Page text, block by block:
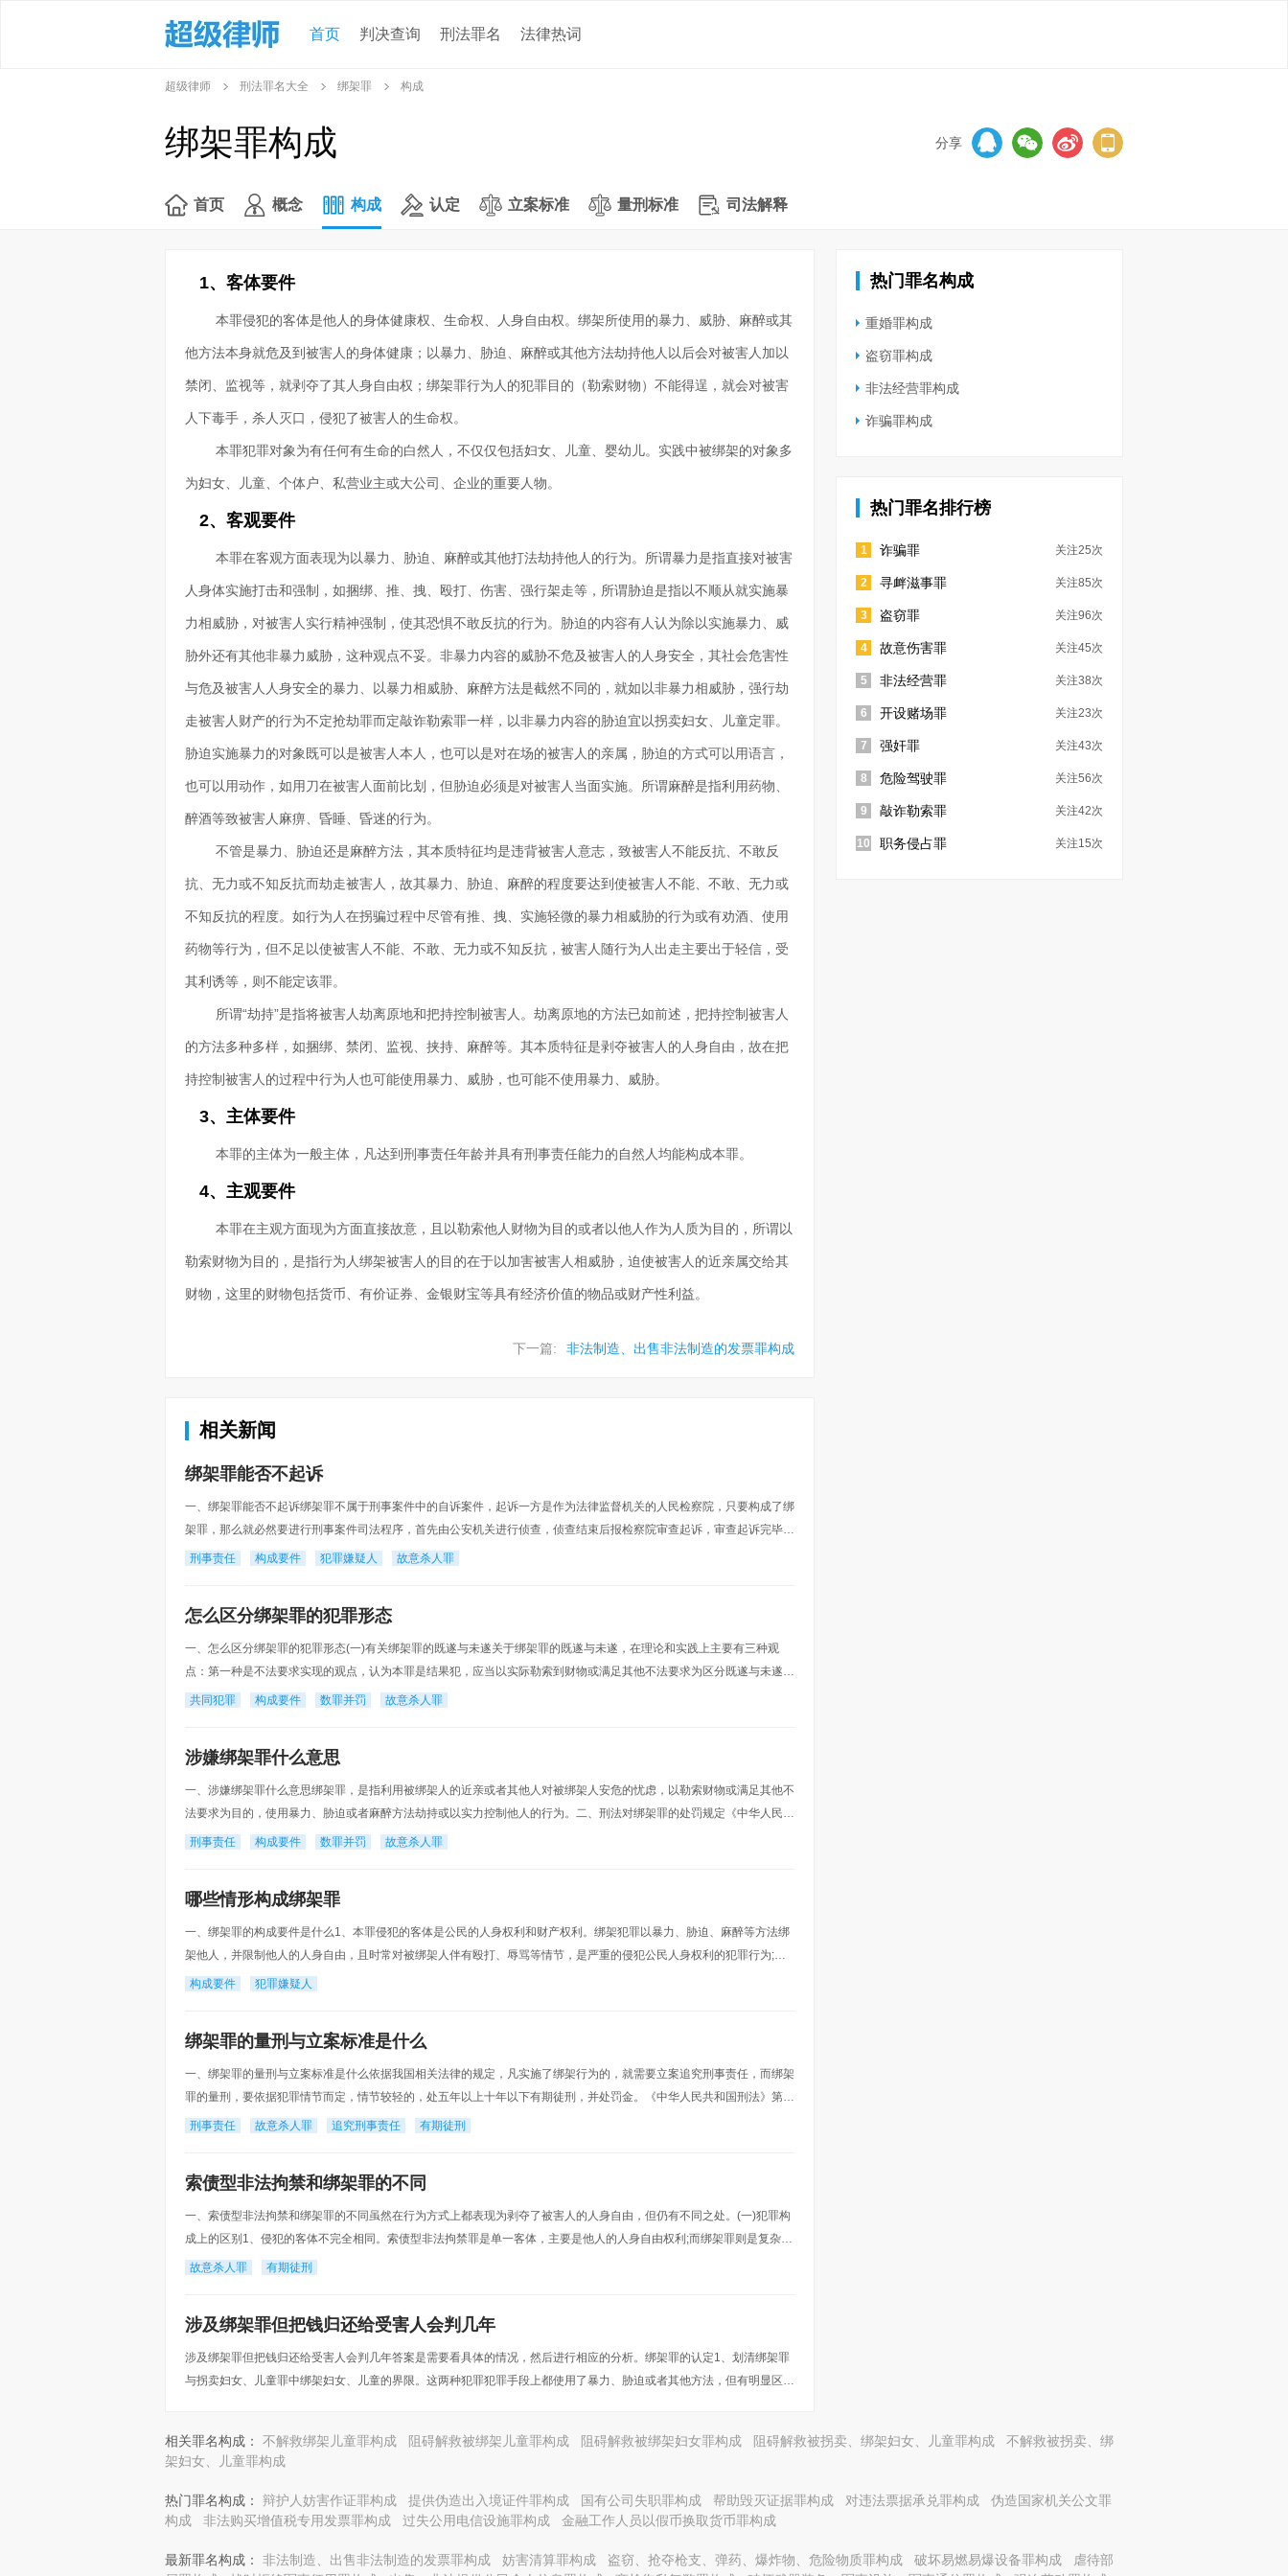
首页 判决查询 刑法罪名 法律热词
超级律师 刑法罪名大全 绑架罪 构成
绑架罪构成 分享
首页 概念 构成 认定 立案标准 量刑标准 司法解释
1、客体要件
本罪侵犯的客体是他人的身体健康权、生命权、人身自由权。绑架所使用的暴力、威胁、麻醉或其
他方法本身就危及到被害人的身体健康；以暴力、胁迫、麻醉或其他方法劫持他人以后会对被害人加以
禁闭、监视等，就剥夺了其人身自由权；绑架罪行为人的犯罪目的（勒索财物）不能得逞，就会对被害
人下毒手，杀人灭口，侵犯了被害人的生命权。
本罪犯罪对象为有任何有生命的白然人，不仅仅包括妇女、儿童、婴幼儿。实践中被绑架的对象多
为妇女、儿童、个体户、私营业主或大公司、企业的重要人物。
2、客观要件
本罪在客观方面表现为以暴力、胁迫、麻醉或其他打法劫持他人的行为。所谓暴力是指直接对被害
人身体实施打击和强制，如捆绑、推、拽、殴打、伤害、强行架走等，所谓胁迫是指以不顺从就实施暴
力相威胁，对被害人实行精神强制，使其恐惧不敢反抗的行为。胁迫的内容有人认为除以实施暴力、威
胁外还有其他非暴力威胁，这种观点不妥。非暴力内容的威胁不危及被害人的人身安全，其社会危害性
与危及被害人人身安全的暴力、以暴力相威胁、麻醉方法是截然不同的，就如以非暴力相威胁，强行劫
走被害人财产的行为不定抢劫罪而定敲诈勒索罪一样，以非暴力内容的胁迫宜以拐卖妇女、儿童定罪。
胁迫实施暴力的对象既可以是被害人本人，也可以是对在场的被害人的亲属，胁迫的方式可以用语言，
也可以用动作，如用刀在被害人面前比划，但胁迫必须是对被害人当面实施。所谓麻醉是指利用药物、
醉酒等致被害人麻痹、昏睡、昏迷的行为。
不管是暴力、胁迫还是麻醉方法，其本质特征均是违背被害人意志，致被害人不能反抗、不敢反
抗、无力或不知反抗而劫走被害人，故其暴力、胁迫、麻醉的程度要达到使被害人不能、不敢、无力或
不知反抗的程度。如行为人在拐骗过程中尽管有推、拽、实施轻微的暴力相威胁的行为或有劝酒、使用
药物等行为，但不足以使被害人不能、不敢、无力或不知反抗，被害人随行为人出走主要出于轻信，受
其利诱等，则不能定该罪。
所谓“劫持”是指将被害人劫离原地和把持控制被害人。劫离原地的方法已如前述，把持控制被害人
的方法多种多样，如捆绑、禁闭、监视、挟持、麻醉等。其本质特征是剥夺被害人的人身自由，故在把
持控制被害人的过程中行为人也可能使用暴力、威胁，也可能不使用暴力、威胁。
3、主体要件
本罪的主体为一般主体，凡达到刑事责任年龄并具有刑事责任能力的自然人均能构成本罪。
4、主观要件
本罪在主观方面现为方面直接故意，且以勒索他人财物为目的或者以他人作为人质为目的，所谓以
勒索财物为目的，是指行为人绑架被害人的目的在于以加害被害人相威胁，迫使被害人的近亲属交给其
财物，这里的财物包括货币、有价证券、金银财宝等具有经济价值的物品或财产性利益。
下一篇: 非法制造、出售非法制造的发票罪构成
相关新闻
绑架罪能否不起诉
一、绑架罪能否不起诉绑架罪不属于刑事案件中的自诉案件，起诉一方是作为法律监督机关的人民检察院，只要构成了绑
架罪，那么就必然要进行刑事案件司法程序，首先由公安机关进行侦查，侦查结束后报检察院审查起诉，审查起诉完毕后
再由检察院向人民法院提起公诉。所以，犯罪嫌疑人行为构成绑架罪是必须要起诉的。二、绑架罪的
刑事责任 构成要件 犯罪嫌疑人 故意杀人罪
怎么区分绑架罪的犯罪形态
一、怎么区分绑架罪的犯罪形态(一)有关绑架罪的既遂与未遂关于绑架罪的既遂与未遂，在理论和实践上主要有三种观
点：第一种是不法要求实现的观点，认为本罪是结果犯，应当以实际勒索到财物或满足其他不法要求为区分既遂与未遂的
标准。根据刑法理论区分既遂与未遂的唯一标准是行为人的行为是否具备法律所规定的构成要件，本
共同犯罪 构成要件 数罪并罚 故意杀人罪
涉嫌绑架罪什么意思
一、涉嫌绑架罪什么意思绑架罪，是指利用被绑架人的近亲或者其他人对被绑架人安危的忧虑，以勒索财物或满足其他不
法要求为目的，使用暴力、胁迫或者麻醉方法劫持或以实力控制他人的行为。二、刑法对绑架罪的处罚规定《中华人民共
和国刑法》第二百三十九条以勒索财物为目的绑架他人的，或者绑架他人作为人质的，处十年以上有
刑事责任 构成要件 数罪并罚 故意杀人罪
哪些情形构成绑架罪
一、绑架罪的构成要件是什么1、本罪侵犯的客体是公民的人身权利和财产权利。绑架犯罪以暴力、胁迫、麻醉等方法绑
架他人，并限制他人的人身自由，且时常对被绑架人伴有殴打、辱骂等情节，是严重的侵犯公民人身权利的犯罪行为;对
于以勒索财物为目的的绑架犯罪，同时又侵犯了被害人的财产权利，是严重的暴力犯罪。本罪的侵害
构成要件 犯罪嫌疑人
绑架罪的量刑与立案标准是什么
一、绑架罪的量刑与立案标准是什么依据我国相关法律的规定，凡实施了绑架行为的，就需要立案追究刑事责任，而绑架
罪的量刑，要依据犯罪情节而定，情节较轻的，处五年以上十年以下有期徒刑，并处罚金。《中华人民共和国刑法》第二
百三十九条 【绑架罪】以勒索财物为目的绑架他人的，或者绑架他人作为人质的，处十年以上有期
刑事责任 故意杀人罪 追究刑事责任 有期徒刑
索债型非法拘禁和绑架罪的不同
一、索债型非法拘禁和绑架罪的不同虽然在行为方式上都表现为剥夺了被害人的人身自由，但仍有不同之处。(一)犯罪构
成上的区别1、侵犯的客体不完全相同。索债型非法拘禁罪是单一客体，主要是他人的人身自由权利;而绑架罪则是复杂客
体，包含了被害人的人身自由权利和他人的财产权益。2、行为目的不同。索债型非法拘禁罪仅
故意杀人罪 有期徒刑
涉及绑架罪但把钱归还给受害人会判几年
涉及绑架罪但把钱归还给受害人会判几年答案是需要看具体的情况，然后进行相应的分析。绑架罪的认定1、划清绑架罪
与拐卖妇女、儿童罪中绑架妇女、儿童的界限。这两种犯罪犯罪手段上都使用了暴力、胁迫或者其他方法，但有明显区
热门罪名构成
重婚罪构成
盗窃罪构成
非法经营罪构成
诈骗罪构成
热门罪名排行榜
1 诈骗罪 关注25次
2 寻衅滋事罪 关注85次
3 盗窃罪 关注96次
4 故意伤害罪 关注45次
5 非法经营罪 关注38次
6 开设赌场罪 关注23次
7 强奸罪 关注43次
8 危险驾驶罪 关注56次
9 敲诈勒索罪 关注42次
10 职务侵占罪 关注15次
相关罪名构成： 不解救绑架儿童罪构成 阻碍解救被绑架儿童罪构成 阻碍解救被绑架妇女罪构成 阻碍解救被拐卖、绑架妇女、儿童罪构成
不解救被拐卖、绑
架妇女、儿童罪构成
热门罪名构成： 辩护人妨害作证罪构成 提供伪造出入境证件罪构成 国有公司失职罪构成 帮助毁灭证据罪构成 对违法票据承兑罪构成
伪造国家机关公文罪
构成
非法购买增值税专用发票罪构成 过失公用电信设施罪构成 金融工作人员以假币换取货币罪构成
最新罪名构成： 非法制造、出售非法制造的发票罪构成 妨害清算罪构成 盗窃、抢夺枪支、弹药、爆炸物、危险物质罪构成 破坏易燃易爆设备罪构成
虐待部